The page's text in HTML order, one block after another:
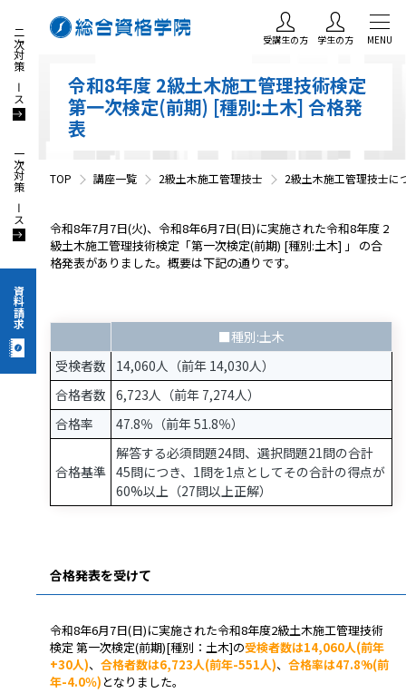
二次対策コース
一次対策コース
資料請求
受講生の方 学生の方 MENU
令和8年度 2級土木施工管理技術検定
第一次検定(前期) [種別:土木] 合格発
表
TOP 講座一覧 2級土木施工管理技士 2級土木施工管理技士に
令和8年7月7日(火)、令和8年6月7日(日)に実施された令和8年度 2
級土木施工管理技術検定「第一次検定(前期) [種別:土木] 」 の合
格発表がありました。概要は下記の通りです。
■種別:土木
受検者数
14,060人（前年 14,030人）
合格者数 6,723人（前年 7,274人）
合格率
47.8％（前年 51.8％）
合格基準
解答する必須問題24問、選択問題21問の合計
45問につき、1問を1点としてその合計の得点が
60%以上（27問以上正解）
合格発表を受けて
令和8年6月7日(日)に実施された令和8年度2級土木施工管理技術
検定 第一次検定(前期)[種別：土木]の受検者数は14,060人(前年
+30人)、 合格者数は6,723人(前年-551人)、 合格率は47.8%(前
年-4.0％) となりました。